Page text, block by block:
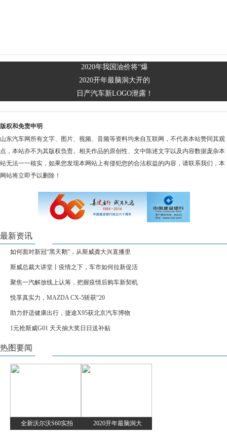
2020年我国油价将“爆
2020开年最脑洞大开的
日产汽车新LOGO泄露！
版权和免责申明
山东汽车网所有文字、图片、视频、音频等资料均来自互联网，不代表本站赞同其观
点，本站亦不为其版权负责。相关作品的原创性、文中陈述文字以及内容数据庞杂本
站无法一一核实，如果您发现本网站上有侵犯您的合法权益的内容，请联系我们，本
网站将立即予以删除！
最新资讯
如何面对新冠“黑天鹅”，从斯威龚大兴直播里
斯威总裁大讲堂丨疫情之下，车市如何拉新促活
聚焦一汽解放线上认筹，把握疫情后购车新契机
悦享真实力，MAZDA CX-5斩获“20
助力舒适健康出行，捷途X95获北京汽车博物
1元抢斯威G01 天天抽大奖日日送补贴
热图要闻
全新沃尔沃S60实拍 2020开年最脑洞大